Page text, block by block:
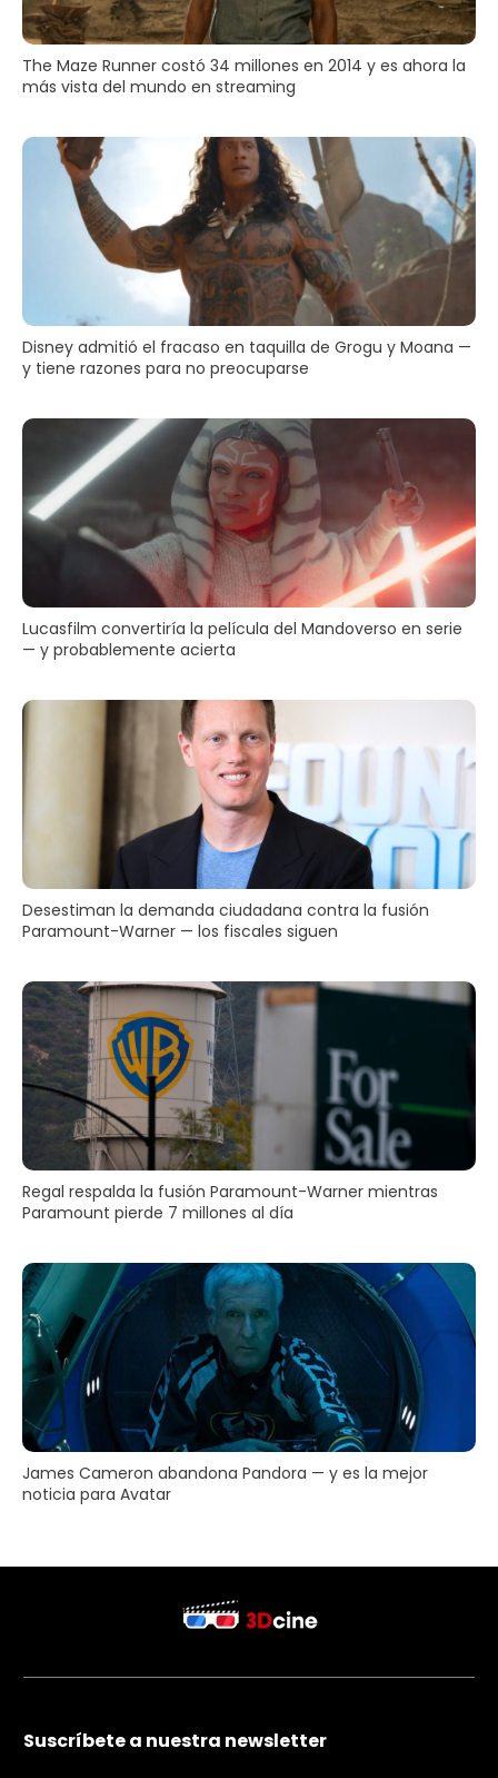
The Maze Runner costó 34 millones en 2014 y es ahora la
más vista del mundo en streaming
Disney admitió el fracaso en taquilla de Grogu y Moana —
y tiene razones para no preocuparse
Lucasfilm convertiría la película del Mandoverso en serie
— y probablemente acierta
Desestiman la demanda ciudadana contra la fusión
Paramount-Warner — los fiscales siguen
Regal respalda la fusión Paramount-Warner mientras
Paramount pierde 7 millones al día
James Cameron abandona Pandora — y es la mejor
noticia para Avatar
Suscríbete a nuestra newsletter